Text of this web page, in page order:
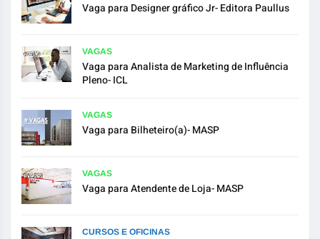
Vaga para Designer gráfico Jr- Editora Paullus
VAGAS
Vaga para Analista de Marketing de Influência
Pleno- ICL
VAGAS
Vaga para Bilheteiro(a)- MASP
VAGAS
Vaga para Atendente de Loja- MASP
CURSOS E OFICINAS